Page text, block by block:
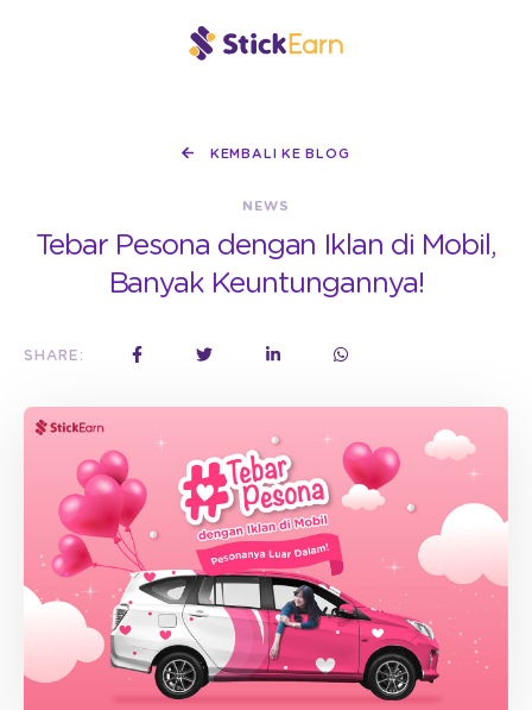
KEMBALI KE BLOG
NEWS
Tebar Pesona dengan Iklan di Mobil,
Banyak Keuntungannya!
SHARE: